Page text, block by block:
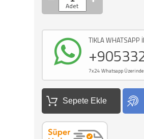
TIKLA WHATSAPP
7x24 Whatsapp
Sepete Ekle